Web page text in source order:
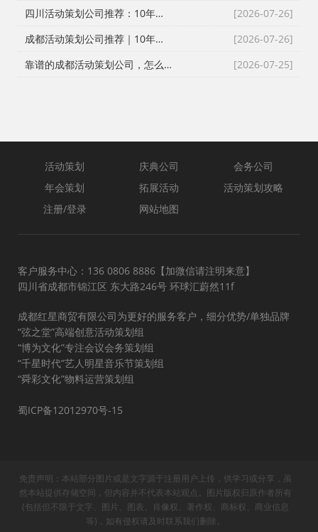
[2026-07-26]
四川活动策划公司推荐：10年本土实操经验，帮你选到靠谱服务商
[2026-07-26]
成都活动策划公司推荐｜10年实战团队！全流程一站式庆典演艺搭建服务
[2026-07-25]
靠谱的成都活动策划公司，怎么选？
活动策划 庆典公司
会务公司
年会策划
拓展活动
活动策划攻略
注册/登录
网站地图
客户服务中心：136 0806 8886【加微信请注明来意】
四川省成都市锦江区 东大路246号 环球汇蔚然11f
成都红星商贸有限公司为更好的服务客户，细分优势/单独品牌
“弦之堂”高端创意活动策划组
“博为文化”专注会议会务策划组
“千星时代”艺人明星音乐节策划组
“舜彩文化”物料运营策划组
蜀ICP备12012970号-15
免责声明：本站部分图片或是文字源于注册用户上传，供学习或分享，虽
然本站提供存储空间，但内容并不代表本站观点。图片版权归原作者所有
(包括但不限于文字、图片、图表、肖像权、著作权、商标权、商业信息
等)，如有侵权请及时联系我们删除。